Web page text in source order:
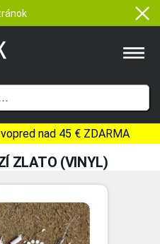
nad 45 € ZDARMA
ZLATO (VINYL)